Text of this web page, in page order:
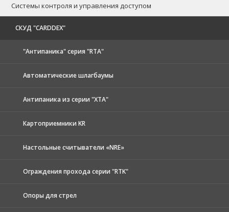
Системы контроля и управления доступом
CКУД "CARDDEX"
"Антипаника" серия "RTA"
Автоматические шлагбаумы
Антипаника из серии "XTA"
Картоприемники KR
Настольные считыватели «NRE»
Ограждения прохода серии "RTK"
Опоры для стрел